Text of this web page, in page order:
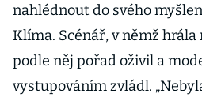
nahlédnout do svého
Klíma. Scénář, v němž hrála
podle něj pořad oživil a
vystupováním zvládl.